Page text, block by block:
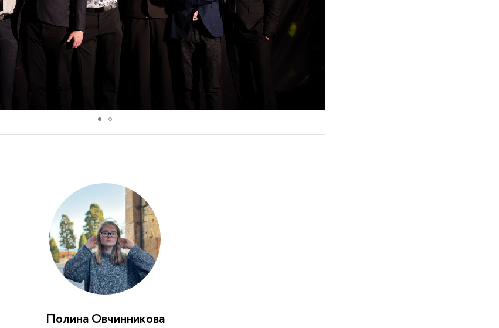
Полина Овчинникова